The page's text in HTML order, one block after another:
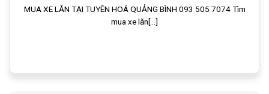
MUA XE LĂN TẠI TUYÊN HOÁ QUẢNG BÌNH 093 505 7074 Tìm
mua xe lăn[...]